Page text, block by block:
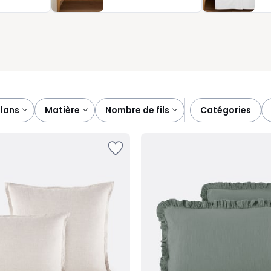
de suite plus de caractère à votre linge de lit.
matière nombre de fils catégories